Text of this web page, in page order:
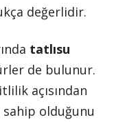
değerlidir.
tatlısu
de bulunur.
açısından
olduğunu